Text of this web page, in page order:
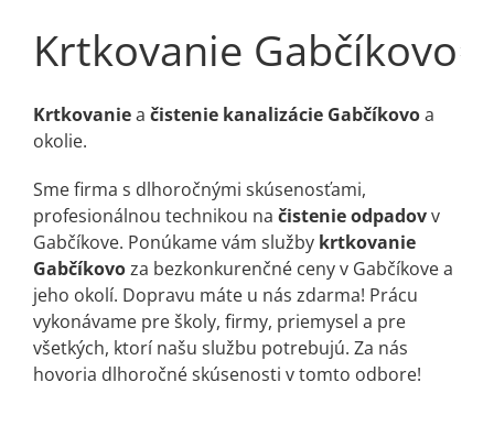
Krtkovanie Gabčíkovo
Krtkovaniea čistenie kanalizácie Gabčíkovoa
okolie.
Sme firma s dlhoročnými skúsenosťami,
profesionálnou technikou na čistenie odpadovv
Gabčíkove. Ponúkame vám služby krtkovanie
Gabčíkovoza bezkonkurenčné ceny v Gabčíkove a
jeho okolí. Dopravu máte u nás zdarma! Prácu
vykonávame pre školy, firmy, priemysel a pre
všetkých, ktorí našu službu potrebujú. Za nás
hovoria dlhoročné skúsenosti v tomto odbore!